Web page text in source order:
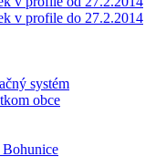
v profile do 27.2.2014
systém
obce